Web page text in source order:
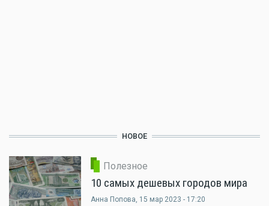
НОВОЕ
Полезное
10 самых дешевых городов мира
Анна Попова, 15 мар 2023 - 17:20